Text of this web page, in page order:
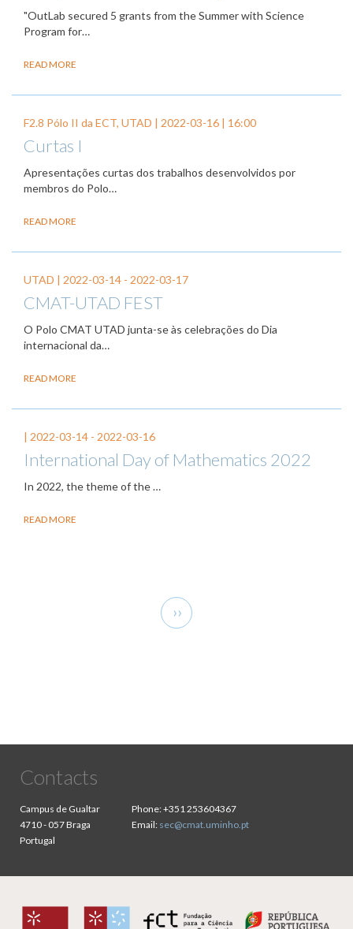
"OutLab secured 5 grants from the Summer with Science
Program for…
READ MORE
F2.8 Pólo II da ECT, UTAD | 2022-03-16 | 16:00
Curtas I
Apresentações curtas dos trabalhos desenvolvidos por
membros do Polo…
READ MORE
UTAD | 2022-03-14 - 2022-03-17
CMAT-UTAD FEST
O Polo CMAT UTAD junta-se às celebrações do Dia
internacional da…
READ MORE
| 2022-03-14 - 2022-03-16
International Day of Mathematics 2022
In 2022, the theme of the…
READ MORE
Next
page
››
Contacts
Campus de Gualtar
4710 - 057 Braga
Portugal
Phone:+351 253604367
Email: sec@cmat.uminho.pt